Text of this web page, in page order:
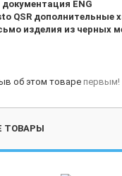
документация ENG
QSR дополнительные
изделия из черных
об этом товаре первым!
ТОВАРЫ